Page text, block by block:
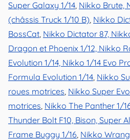
Super Galaxy 1/14 Nikko Brute,
(châssis Truck 1/10 B) Nikko
BossCat Nikko Dictator 87,
Dragon et Phoenix 1/12, Nikko
Evolution 1/14, Nikko 1/14 Evo
Formula Evolution 1/14 Nikko
roues motrices Nikko Super
motrices Nikko The Panther 1/
Thunder Bolt F10, Bison, Super
Frame Buggy 1/16 Nikko